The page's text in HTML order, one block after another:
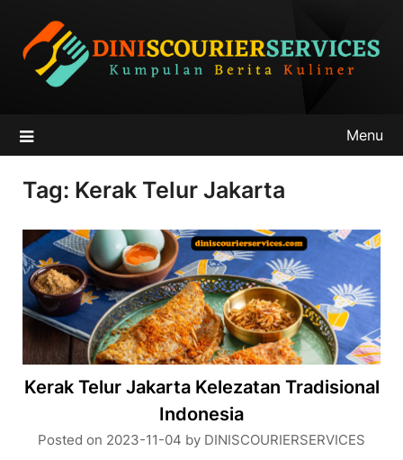
content
Menu
Tag: Kerak Telur Jakarta
Kerak Telur Jakarta Kelezatan Tradisional
Indonesia
Posted on 2023-11-04 by DINISCOURIERSERVICES